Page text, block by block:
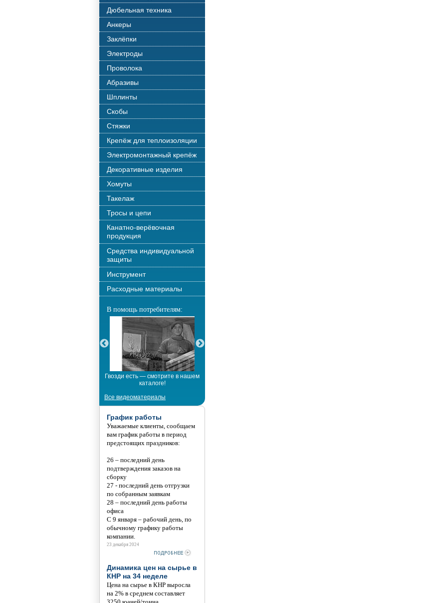
Дюбельная техника
Анкеры
Заклёпки
Электроды
Проволока
Абразивы
Шплинты
Скобы
Стяжки
Крепёж для теплоизоляции
Электромонтажный крепёж
Декоративные изделия
Хомуты
Такелаж
Тросы и цепи
Канатно-верёвочная
продукция
Средства индивидуальной
защиты
Инструмент
Расходные материалы
В помощь потребителям:
Гвозди есть — смотрите в нашем
каталоге!
Все видеоматериалы
График работы
Уважаемые клиенты, сообщаем
вам график работы в период
предстоящих праздников:
26 – последний день
подтверждения заказов на
сборку
27 - последний день отгрузки
по собранным заявкам
28 – последний день работы
офиса
С 9 января – рабочий день, по
обычному графику работы
компании.
23 декабря 2024
Динамика цен на сырье в
КНР на 34 неделе
Цена на сырье в КНР выросла
на 2% в среднем составляет